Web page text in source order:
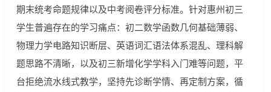
期末统考命题规律以及中考阅卷评分标准。针对惠州初三
学生普遍存在的学习痛点：初二数学函数几何基础薄弱、
物理力学电路知识断层、英语词汇语法体系混乱、理科解
题思路不清晰，以及初三新增化学学科入门难等问题，平
台拒绝流水线式教学，坚持先诊断学情、再定制方案，循